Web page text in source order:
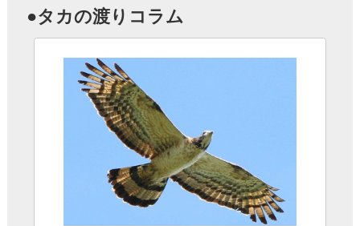
●ワシタカ類の関連コラム
新しいワシタカ類の見方と識別（先崎啓究）